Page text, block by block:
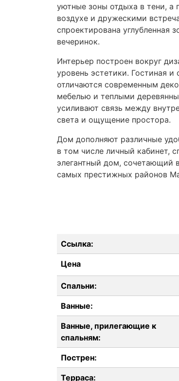
уютные зоны отдыха в тени, а
воздухе и дружескими
спроектирована углубленная
вечеринок.
Интерьер построен вокруг
уровень эстетики. Гостиная
отличаются современным
мебелью и теплыми
усиливают связь между
света и ощущение простора.
Дом дополняют различные
в том числе личный кабинет,
элегантный дом, сочетающий
самых престижных районов
Ссылка:
Цена
Спальни:
Ванные:
Ванные, прилегающие к
спальням:
Пострен:
Терраса: